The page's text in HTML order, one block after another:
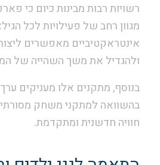
רשויות רבות מבינות כיום כי
מגוון רחב של פעילויות לכל
אינטראקטיביים מאפשרים
ולהגדיל את משך השהייה של
בנוסף, מתקנים אלו מעניקים
בהשוואה למתקני משחק
חוויה חדשנית ומתקדמת.